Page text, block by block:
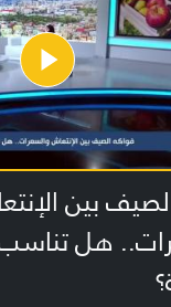
بين
هل تناسب